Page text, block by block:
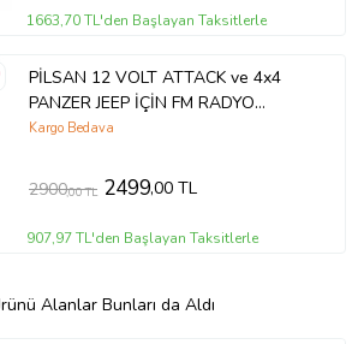
1663,70 TL'den Başlayan Taksitlerle
PİLSAN 12 VOLT ATTACK ve 4x4
PANZER JEEP İÇİN FM RADYO
MP3+USB GİRİŞ+BLUETOOTH
Kargo Bedava
2900,00 TL 2499,00 TL
907,97 TL'den Başlayan Taksitlerle
Alanlar Bunları da Aldı